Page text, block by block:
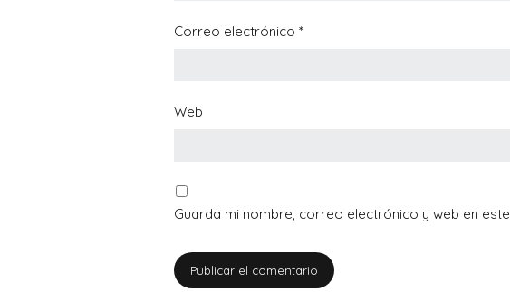
Correo electrónico *
Web
Guarda mi nombre, correo electrónico y web en